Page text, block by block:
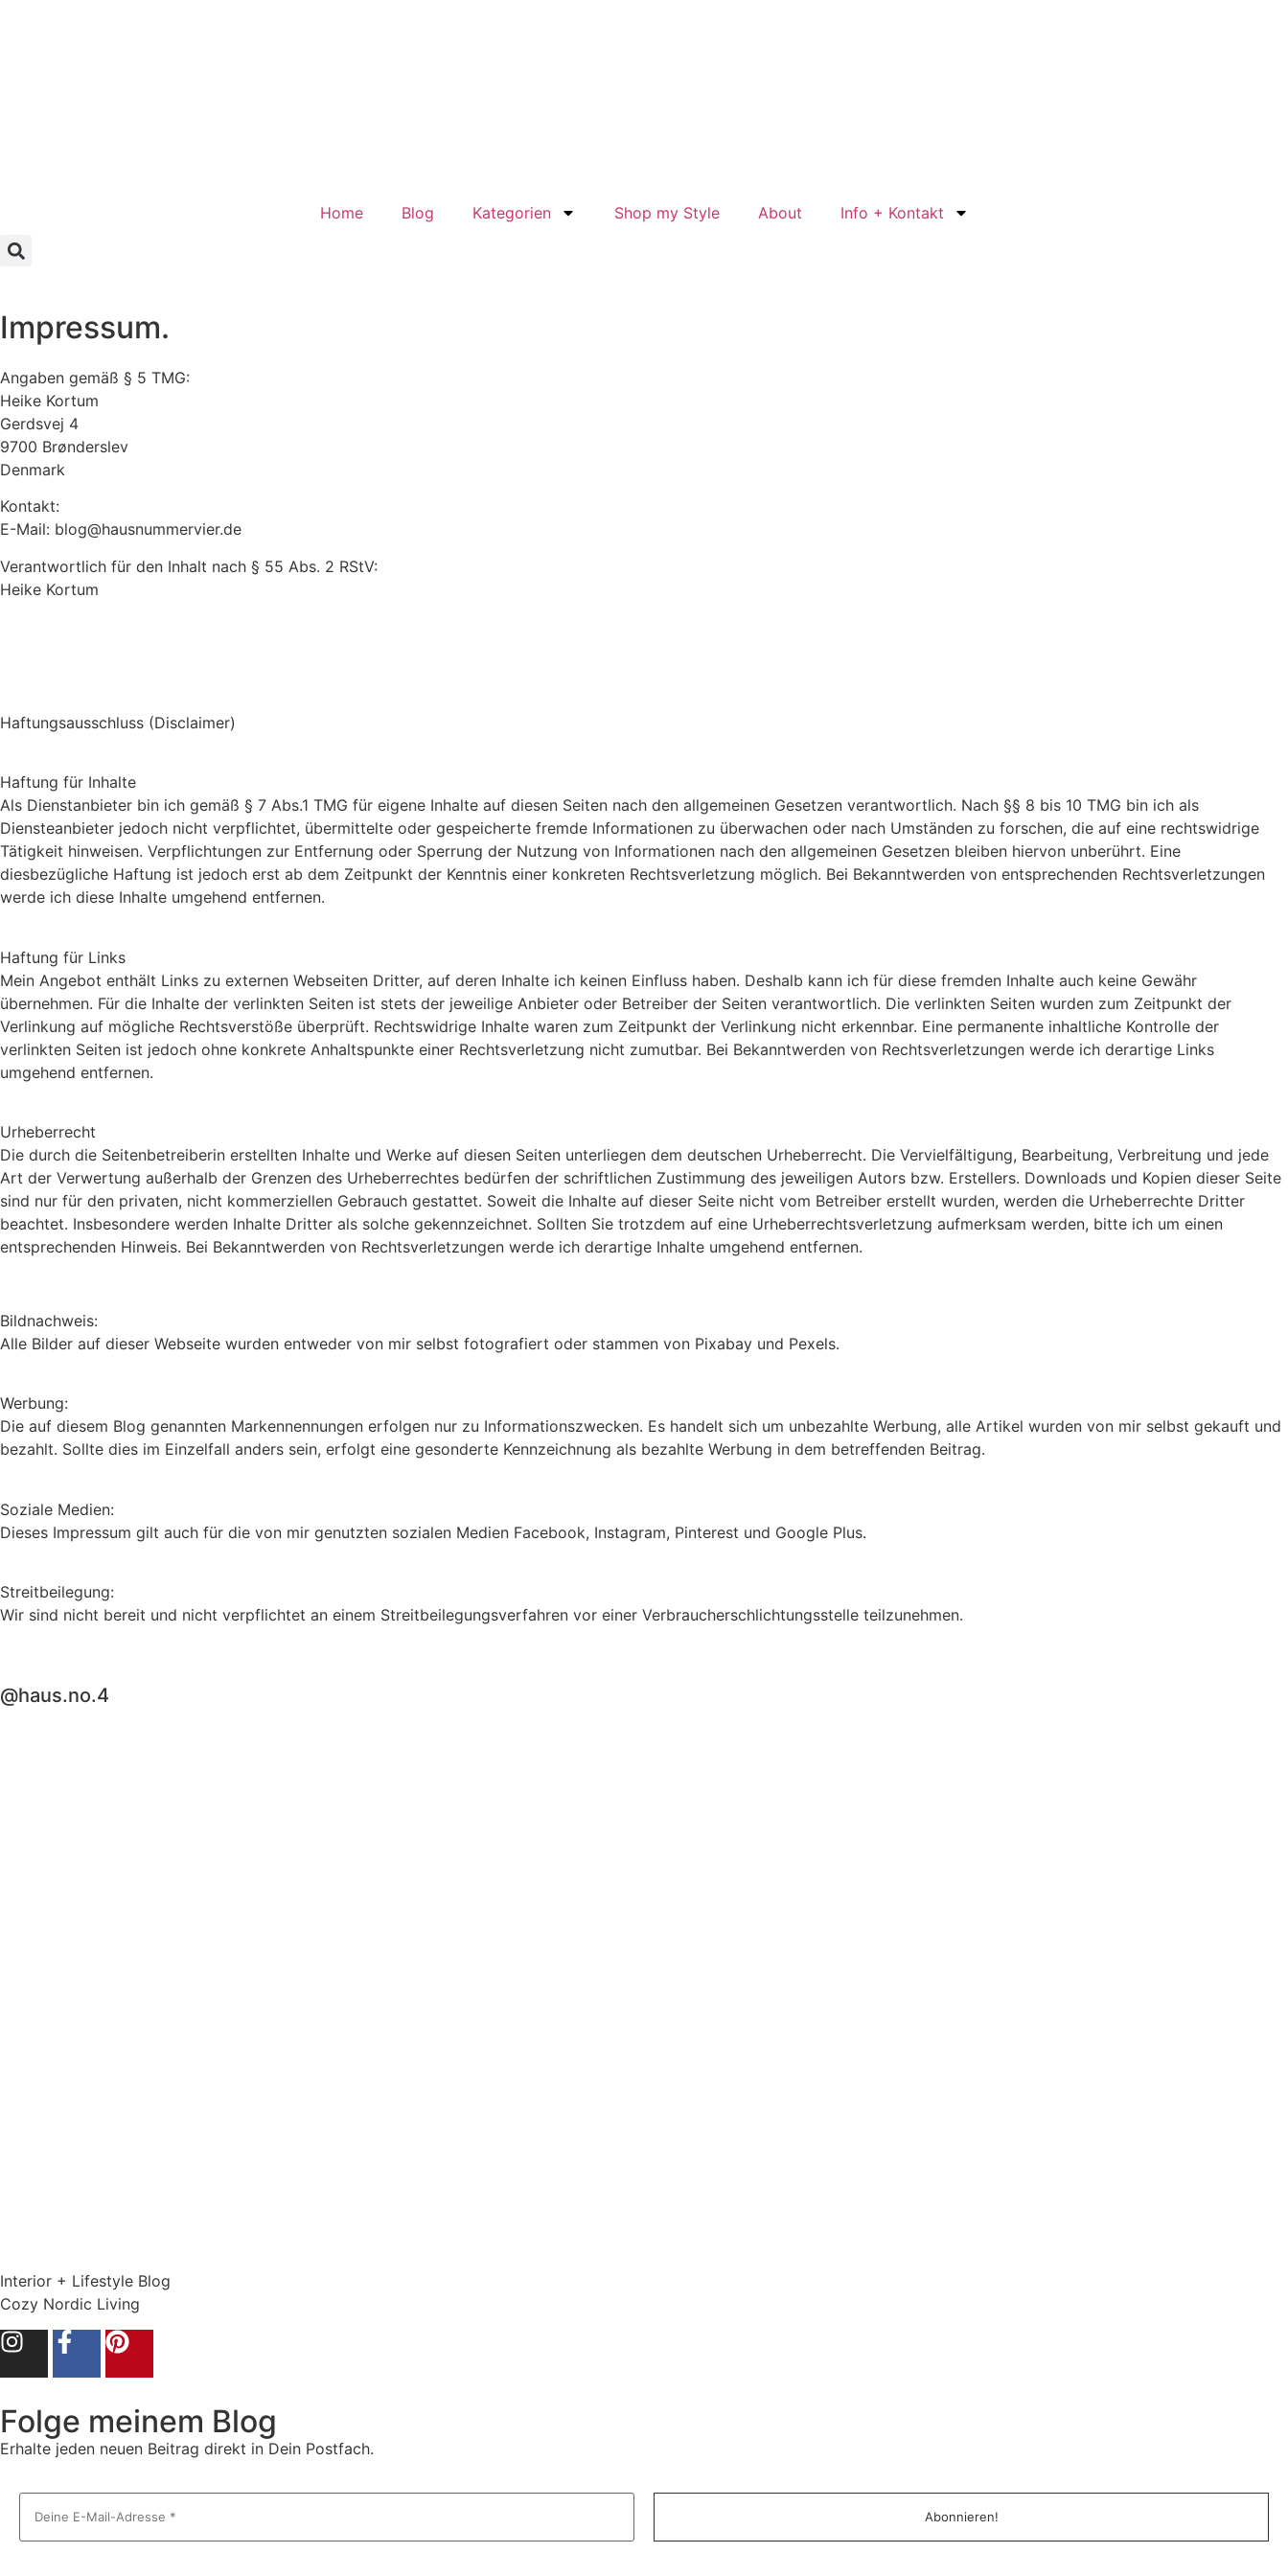
Home Blog Kategorien Shop my Style About Info + Kontakt
Impressum.
Angaben gemäß § 5 TMG:
Heike Kortum
Gerdsvej 4
9700 Brønderslev
Denmark
Kontakt:
E-Mail: blog@hausnummervier.de
Verantwortlich für den Inhalt nach § 55 Abs. 2 RStV:
Heike Kortum
Haftungsausschluss (Disclaimer)
Haftung für Inhalte
Als Dienstanbieter bin ich gemäß § 7 Abs.1 TMG für eigene Inhalte auf diesen Seiten nach den allgemeinen Gesetzen verantwortlich. Nach §§ 8 bis 10 TMG bin ich als
Diensteanbieter jedoch nicht verpflichtet, übermittelte oder gespeicherte fremde Informationen zu überwachen oder nach Umständen zu forschen, die auf eine rechtswidrige
Tätigkeit hinweisen. Verpflichtungen zur Entfernung oder Sperrung der Nutzung von Informationen nach den allgemeinen Gesetzen bleiben hiervon unberührt. Eine
diesbezügliche Haftung ist jedoch erst ab dem Zeitpunkt der Kenntnis einer konkreten Rechtsverletzung möglich. Bei Bekanntwerden von entsprechenden Rechtsverletzungen
werde ich diese Inhalte umgehend entfernen.
Haftung für Links
Mein Angebot enthält Links zu externen Webseiten Dritter, auf deren Inhalte ich keinen Einfluss haben. Deshalb kann ich für diese fremden Inhalte auch keine Gewähr
übernehmen. Für die Inhalte der verlinkten Seiten ist stets der jeweilige Anbieter oder Betreiber der Seiten verantwortlich. Die verlinkten Seiten wurden zum Zeitpunkt der
Verlinkung auf mögliche Rechtsverstöße überprüft. Rechtswidrige Inhalte waren zum Zeitpunkt der Verlinkung nicht erkennbar. Eine permanente inhaltliche Kontrolle der
verlinkten Seiten ist jedoch ohne konkrete Anhaltspunkte einer Rechtsverletzung nicht zumutbar. Bei Bekanntwerden von Rechtsverletzungen werde ich derartige Links
umgehend entfernen.
Urheberrecht
Die durch die Seitenbetreiberin erstellten Inhalte und Werke auf diesen Seiten unterliegen dem deutschen Urheberrecht. Die Vervielfältigung, Bearbeitung, Verbreitung und jede
Art der Verwertung außerhalb der Grenzen des Urheberrechtes bedürfen der schriftlichen Zustimmung des jeweiligen Autors bzw. Erstellers. Downloads und Kopien dieser Seite
sind nur für den privaten, nicht kommerziellen Gebrauch gestattet. Soweit die Inhalte auf dieser Seite nicht vom Betreiber erstellt wurden, werden die Urheberrechte Dritter
beachtet. Insbesondere werden Inhalte Dritter als solche gekennzeichnet. Sollten Sie trotzdem auf eine Urheberrechtsverletzung aufmerksam werden, bitte ich um einen
entsprechenden Hinweis. Bei Bekanntwerden von Rechtsverletzungen werde ich derartige Inhalte umgehend entfernen.
Bildnachweis:
Alle Bilder auf dieser Webseite wurden entweder von mir selbst fotografiert oder stammen von Pixabay und Pexels.
Werbung:
Die auf diesem Blog genannten Markennennungen erfolgen nur zu Informationszwecken. Es handelt sich um unbezahlte Werbung, alle Artikel wurden von mir selbst gekauft und
bezahlt. Sollte dies im Einzelfall anders sein, erfolgt eine gesonderte Kennzeichnung als bezahlte Werbung in dem betreffenden Beitrag.
Soziale Medien:
Dieses Impressum gilt auch für die von mir genutzten sozialen Medien Facebook, Instagram, Pinterest und Google Plus.
Streitbeilegung:
Wir sind nicht bereit und nicht verpflichtet an einem Streitbeilegungsverfahren vor einer Verbraucherschlichtungsstelle teilzunehmen.
@haus.no.4
Interior + Lifestyle Blog
Cozy Nordic Living
Folge meinem Blog
Erhalte jeden neuen Beitrag direkt in Dein Postfach.